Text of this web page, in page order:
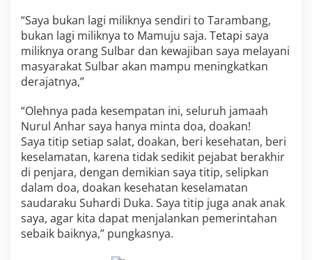
“Saya bukan lagi miliknya sendiri to Tarambang,
bukan lagi miliknya to Mamuju saja. Tetapi saya
miliknya orang Sulbar dan kewajiban saya melayani
masyarakat Sulbar akan mampu meningkatkan
derajatnya,”
“Olehnya pada kesempatan ini, seluruh jamaah
Nurul Anhar saya hanya minta doa, doakan!
Saya titip setiap salat, doakan, beri kesehatan, beri
keselamatan, karena tidak sedikit pejabat berakhir
di penjara, dengan demikian saya titip, selipkan
dalam doa, doakan kesehatan keselamatan
saudaraku Suhardi Duka. Saya titip juga anak anak
saya, agar kita dapat menjalankan pemerintahan
sebaik baiknya,” pungkasnya.